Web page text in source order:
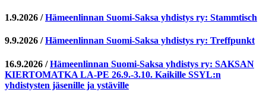
1.9.2026 / Hämeenlinnan Suomi-Saksa yhdistys ry: Stammtisch
9.9.2026 / Hämeenlinnan Suomi-Saksa yhdistys ry: Treffpunkt
16.9.2026 / Hämeenlinnan Suomi-Saksa yhdistys ry: SAKSAN
KIERTOMATKA LA-PE 26.9.-3.10. Kaikille SSYL:n
yhdistysten jäsenille ja ystäville